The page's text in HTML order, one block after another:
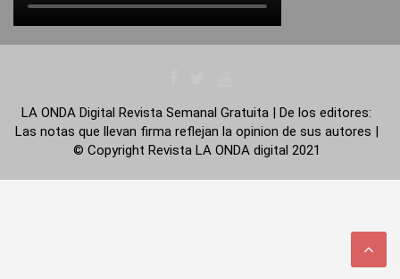
LA ONDA Digital Revista Semanal Gratuita | De los editores:
Las notas que llevan firma reflejan la opinion de sus autores |
© Copyright Revista LA ONDA digital 2021